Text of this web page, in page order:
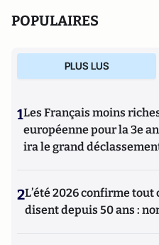
POPULAIRES
PLUS LUS
1Les Français moins
européenne pour la 3e
ira le grand
2L’été 2026 confirme tout
disent depuis 50 ans :